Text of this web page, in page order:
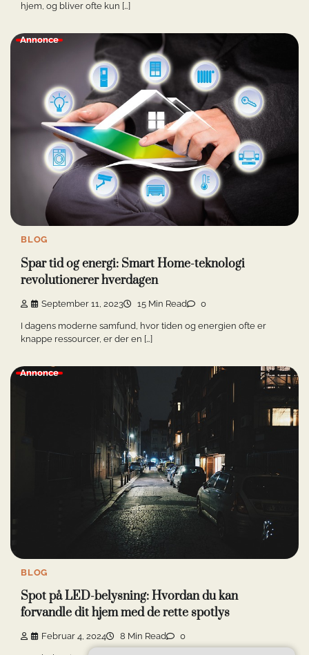
hjem, og bliver ofte kun […]
Annonce
BLOG
Spar tid og energi: Smart Home-teknologi
revolutionerer hverdagen
September 11, 2023 15 Min Read 0
I dagens moderne samfund, hvor tiden og energien ofte er
knappe ressourcer, er der en […]
Annonce
BLOG
Spot på LED-belysning: Hvordan du kan
forvandle dit hjem med de rette spotlys
Februar 4, 2024 8 Min Read 0